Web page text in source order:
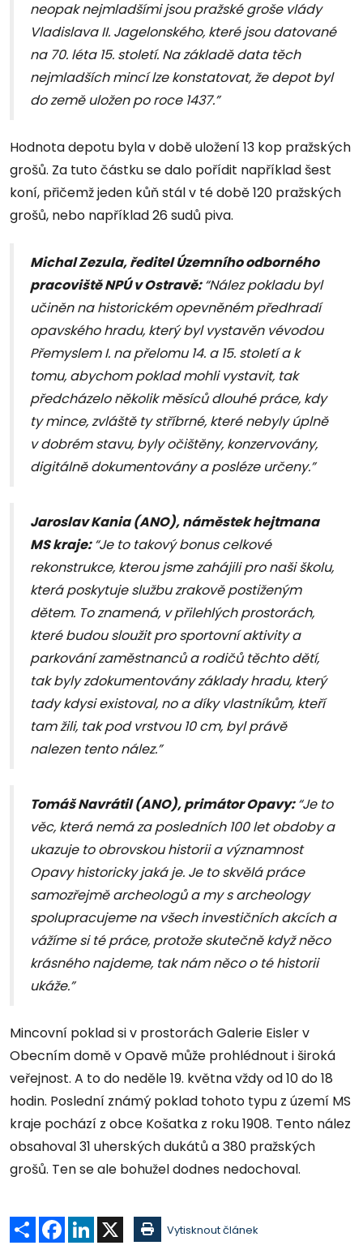
neopak nejmladšími jsou pražské groše vlády
Vladislava II. Jagelonského, které jsou datované
na 70. léta 15. století. Na základě data těch
nejmladších mincí lze konstatovat, že depot byl
do země uložen po roce 1437.”
Hodnota depotu byla v době uložení 13 kop pražských
grošů. Za tuto částku se dalo pořídit například šest
koní, přičemž jeden kůň stál v té době 120 pražských
grošů, nebo například 26 sudů piva.
Michal Zezula, ředitel Územního odborného
pracoviště NPÚ v Ostravě:“Nález pokladu byl
učiněn na historickém opevněném předhradí
opavského hradu, který byl vystavěn vévodou
Přemyslem I. na přelomu 14. a 15. století a k
tomu, abychom poklad mohli vystavit, tak
předcházelo několik měsíců dlouhé práce, kdy
ty mince, zvláště ty stříbrné, které nebyly úplně
v dobrém stavu, byly očištěny, konzervovány,
digitálně dokumentovány a posléze určeny.”
Jaroslav Kania (ANO), náměstek hejtmana
MS kraje:“Je to takový bonus celkové
rekonstrukce, kterou jsme zahájili pro naši školu,
která poskytuje službu zrakově postiženým
dětem. To znamená, v přilehlých prostorách,
které budou sloužit pro sportovní aktivity a
parkování zaměstnanců a rodičů těchto dětí,
tak byly zdokumentovány základy hradu, který
tady kdysi existoval, no a díky vlastníkům, kteří
tam žili, tak pod vrstvou 10 cm, byl právě
nalezen tento nález.”
Tomáš Navrátil (ANO), primátor Opavy:“Je to
věc, která nemá za posledních 100 let obdoby a
ukazuje to obrovskou historii a významnost
Opavy historicky jaká je. Je to skvělá práce
samozřejmě archeologů a my s archeology
spolupracujeme na všech investičních akcích a
vážíme si té práce, protože skutečně když něco
krásného najdeme, tak nám něco o té historii
ukáže.”
Mincovní poklad si v prostorách Galerie Eisler v
Obecním domě v Opavě může prohlédnout i široká
veřejnost. A to do neděle 19. května vždy od 10 do 18
hodin. Poslední známý poklad tohoto typu z území MS
kraje pochází z obce Košatka z roku 1908. Tento nález
obsahoval 31 uherských dukátů a 380 pražských
grošů. Ten se ale bohužel dodnes nedochoval.
Sdílet Facebook
LinkedIn Vytisknout článek